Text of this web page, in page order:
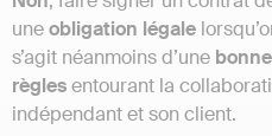
uneobligation légale
s’agit néanmoins d’une bonne
règlesentourant la
indépendant et son client.